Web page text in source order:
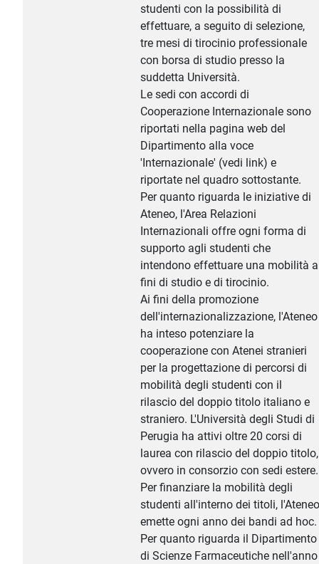
studenti con la possibilità di
effettuare, a seguito di selezione,
tre mesi di tirocinio professionale
con borsa di studio presso la
suddetta Università.
Le sedi con accordi di
Cooperazione Internazionale sono
riportati nella pagina web del
Dipartimento alla voce
'Internazionale' (vedi link) e
riportate nel quadro sottostante.
Per quanto riguarda le iniziative di
Ateneo, l'Area Relazioni
Internazionali offre ogni forma di
supporto agli studenti che
intendono effettuare una mobilità a
fini di studio e di tirocinio.
Ai fini della promozione
dell'internazionalizzazione, l'Ateneo
ha inteso potenziare la
cooperazione con Atenei stranieri
per la progettazione di percorsi di
mobilità degli studenti con il
rilascio del doppio titolo italiano e
straniero. L'Università degli Studi di
Perugia ha attivi oltre 20 corsi di
laurea con rilascio del doppio titolo,
ovvero in consorzio con sedi estere.
Per finanziare la mobilità degli
studenti all'interno dei titoli, l'Ateneo
emette ogni anno dei bandi ad hoc.
Per quanto riguarda il Dipartimento
di Scienze Farmaceutiche nell'anno